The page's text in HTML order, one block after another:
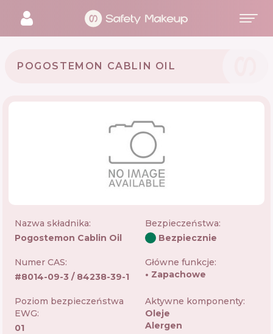
POGOSTEMON CABLIN OIL
Nazwa składnika:
Pogostemon Cablin Oil
Bezpieczeństwa:
Bezpiecznie
Numer CAS:
#8014-09-3 / 84238-39-1
Główne funkcje:
Zapachowe
Poziom bezpieczeństwa
EWG:
01
Aktywne komponenty:
Oleje
Alergen